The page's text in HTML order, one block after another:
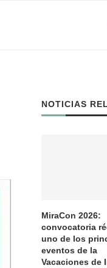
NOTICIAS
MiraCon 2026:
convocatoria
uno de los
eventos de la
Vacaciones de